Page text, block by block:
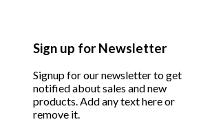
Sign up for Newsletter
Signup for our newsletter to get
notified about sales and new
products. Add any text here or
remove it.